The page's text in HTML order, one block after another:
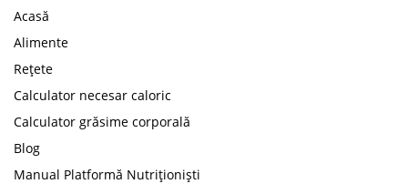
Acasă
Alimente
Rețete
Calculator necesar caloric
Calculator grăsime corporală
Blog
Manual Platformă Nutriționiști